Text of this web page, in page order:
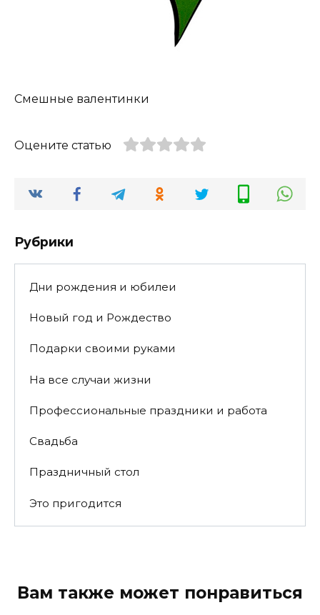
Рубрики
Дни рождения и юбилеи
Новый год и Рождество
Подарки своими руками
На все случаи жизни
Профессиональные праздники и работа
Свадьба
Праздничный стол
Это пригодится
Смешные валентинки
Оцените статью
Вам также может понравиться